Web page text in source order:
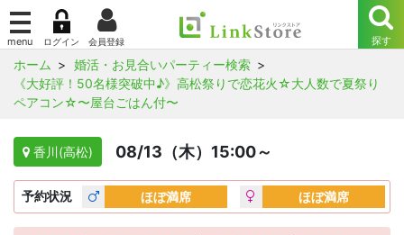
ホーム
婚活・お見合いパーティー検索
《大好評！50名様突破中♪》高松祭りで恋花火☆大人数で夏祭り
ペアコン☆〜屋台ごはん付〜
香川(高松) 08/13（木）15:00～
予約状況 ほぼ満席 ほぼ満席